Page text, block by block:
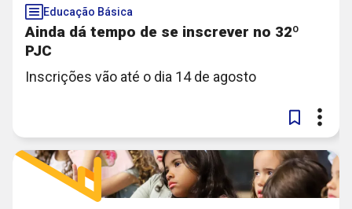
Educação Básica
Ainda dá tempo de se inscrever no 32º
PJC
Inscrições vão até o dia 14 de agosto